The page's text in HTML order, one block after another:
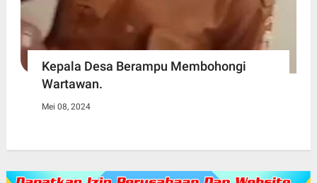
Kepala Desa Berampu Membohongi
Wartawan.
Mei 08, 2024